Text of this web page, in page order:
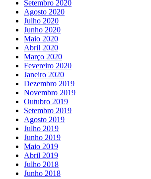
Setembro 2020
Agosto 2020
Julho 2020
Junho 2020
Maio 2020
Abril 2020
Março 2020
Fevereiro 2020
Janeiro 2020
Dezembro 2019
Novembro 2019
Outubro 2019
Setembro 2019
Agosto 2019
Julho 2019
Junho 2019
Maio 2019
Abril 2019
Julho 2018
Junho 2018